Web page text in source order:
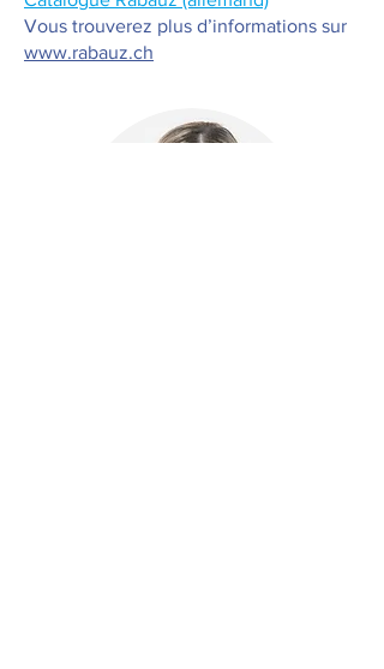
Vous trouverez plus d’informations sur
www.rabauz.ch